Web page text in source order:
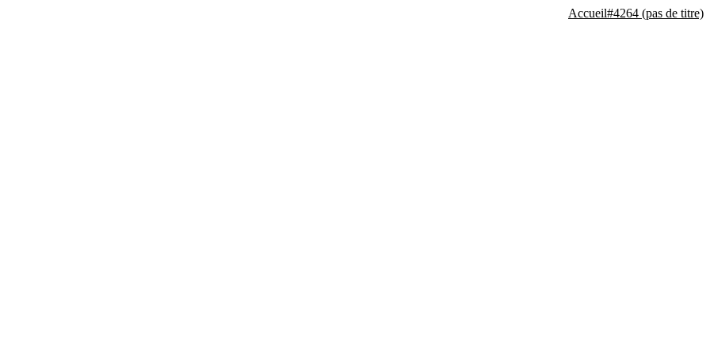
Accueil#4264 (pas de titre)